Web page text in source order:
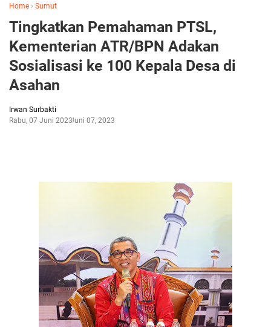
Home › Sumut
Tingkatkan Pemahaman PTSL,
Kementerian ATR/BPN Adakan
Sosialisasi ke 100 Kepala Desa di
Asahan
Irwan Surbakti
Rabu, 07 Juni 2023Juni 07, 2023